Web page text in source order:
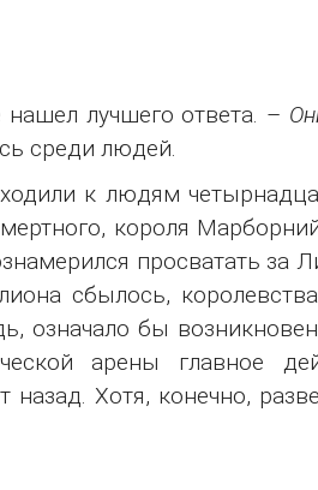
лучшего ответа. –
среди людей.
к людям
короля
просватать за
сбылось,
означало бы
арены главное
Хотя, конечно,